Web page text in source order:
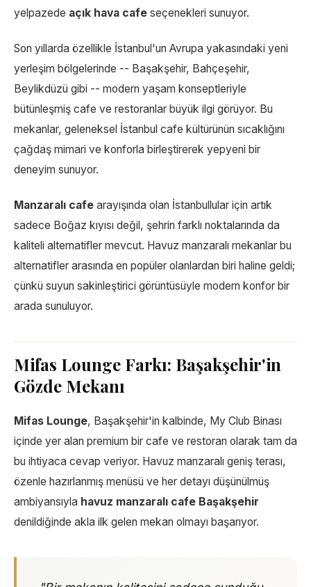
yelpazede açık hava cafe seçenekleri sunuyor.
Son yıllarda özellikle İstanbul'un Avrupa yakasındaki yeni
yerleşim bölgelerinde -- Başakşehir, Bahçeşehir,
Beylikdüzü gibi -- modern yaşam konseptleriyle
bütünleşmiş cafe ve restoranlar büyük ilgi görüyor. Bu
mekanlar, geleneksel İstanbul cafe kültürünün sıcaklığını
çağdaş mimari ve konforla birleştirerek yepyeni bir
deneyim sunuyor.
Manzaralı cafe arayışında olan İstanbullular için artık
sadece Boğaz kıyısı değil, şehrin farklı noktalarında da
kaliteli alternatifler mevcut. Havuz manzaralı mekanlar bu
alternatifler arasında en popüler olanlardan biri haline geldi;
çünkü suyun sakinleştirici görüntüsüyle modern konfor bir
arada sunuluyor.
Mifas Lounge Farkı: Başakşehir'in
Gözde Mekanı
Mifas Lounge, Başakşehir'in kalbinde, My Club Binası
içinde yer alan premium bir cafe ve restoran olarak tam da
bu ihtiyaca cevap veriyor. Havuz manzaralı geniş terası,
özenle hazırlanmış menüsü ve her detayı düşünülmüş
ambiyansıyla havuz manzaralı cafe Başakşehir
denildiğinde akla ilk gelen mekan olmayı başarıyor.